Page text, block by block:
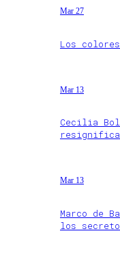
Mar 27
Los
Mar 13
Cecilia
Mar 13
Marco de
los